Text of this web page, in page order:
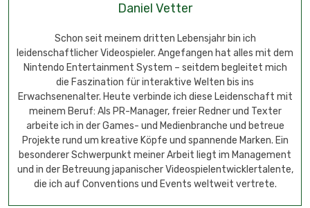
Daniel Vetter
Schon seit meinem dritten Lebensjahr bin ich
leidenschaftlicher Videospieler. Angefangen hat alles mit dem
Nintendo Entertainment System – seitdem begleitet mich
die Faszination für interaktive Welten bis ins
Erwachsenenalter. Heute verbinde ich diese Leidenschaft mit
meinem Beruf: Als PR-Manager, freier Redner und Texter
arbeite ich in der Games- und Medienbranche und betreue
Projekte rund um kreative Köpfe und spannende Marken. Ein
besonderer Schwerpunkt meiner Arbeit liegt im Management
und in der Betreuung japanischer Videospielentwicklertalente,
die ich auf Conventions und Events weltweit vertrete.